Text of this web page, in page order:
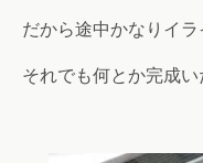
だから途中かなりイラ
それでも何とか完成い